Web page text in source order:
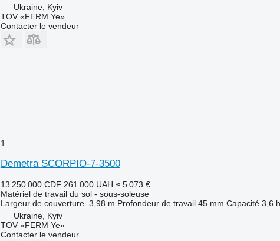
Ukraine, Kyiv
TOV «FERM Ye»
Contacter le vendeur
1
Demetra SCORPIO-7-3500
13 250 000 CDF 261 000 UAH ≈ 5 073 €
Matériel de travail du sol - sous-soleuse
Largeur de couverture 3,98 m Profondeur de travail 45 mm Capacité 3,6
Ukraine, Kyiv
TOV «FERM Ye»
Contacter le vendeur